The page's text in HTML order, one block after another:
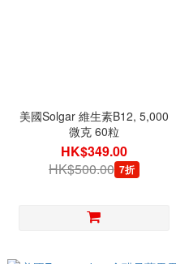
美國Solgar 維生素B12, 5,000
微克 60粒
HK$349.00
HK$500.00 7折